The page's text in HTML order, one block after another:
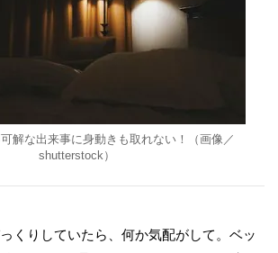
解な出来事に身動きも取れない！（画像／
shutterstock）
くりしていたら、何か気配がして。ベッ